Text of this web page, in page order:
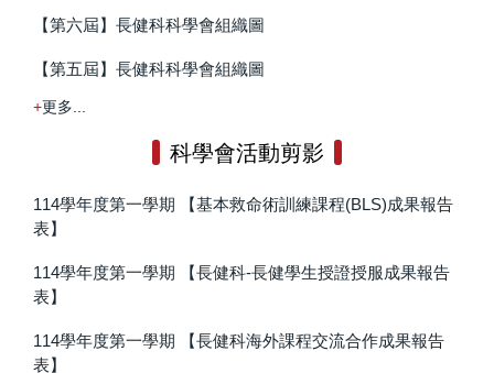
【第六屆】長健科科學會組織圖
【第五屆】長健科科學會組織圖
更多...
科學會活動剪影
114學年度第一學期 【基本救命術訓練課程(BLS)成果報告
表】
114學年度第一學期 【長健科-長健學生授證授服成果報告
表】
114學年度第一學期 【長健科海外課程交流合作成果報告
表】